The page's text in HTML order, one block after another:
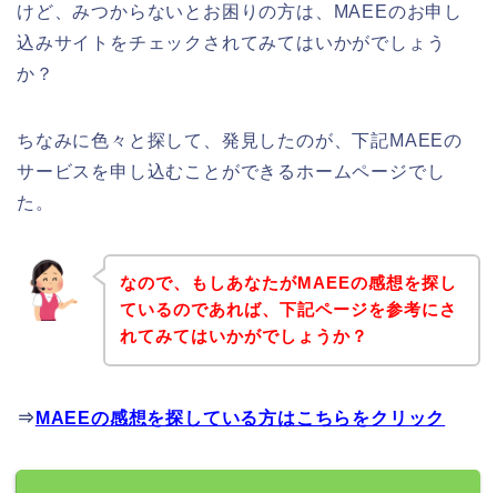
けど、みつからないとお困りの方は、MAEEのお申し
込みサイトをチェックされてみてはいかがでしょう
か？
ちなみに色々と探して、発見したのが、下記MAEEの
サービスを申し込むことができるホームページでし
た。
なので、もしあなたがMAEEの感想を探し
ているのであれば、下記ページを参考にさ
れてみてはいかがでしょうか？
⇒ MAEEの感想を探している方はこちらをクリック